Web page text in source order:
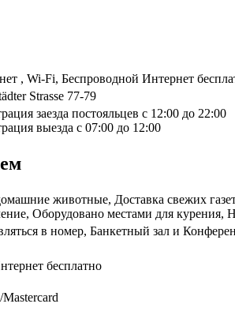
, Wi-Fi, Беспроводной Интернет
Strasse 77-79
заезда постояльцев с 12:00 до 22:00
выезда с 07:00 до 12:00
животные, Доставка свежих
Оборудовано местами для курения,
в номер, Банкетный зал и
бесплатно